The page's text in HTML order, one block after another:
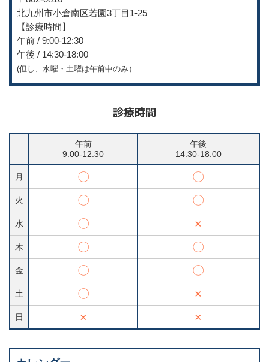
北九州市小倉南区若園3丁目 1-25
【診療時間】
午前 / 9:00-12:30
午後 / 14:30-18:00
(但し、水曜・土曜は午前中のみ）
診療時間
午前
9:00-12:30
午後
14:30-18:00
月 〇 〇
火 〇 〇
水 〇 ×
木 〇 〇
金 〇 〇
土 〇 ×
日 × ×